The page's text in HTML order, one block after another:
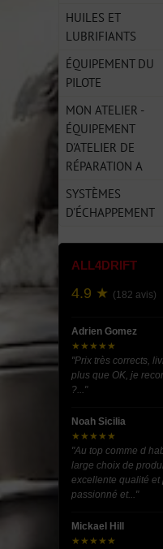
HUILES ET
LUBRIFIANTS
ÉQUIPEMENT DU
PILOTE
MON ATELIER -
ÉQUIPEMENT
D'ATELIER DE
RÉPARATION A
SYSTÈMES
D'ÉCHAPPEMENT
ALL4DRIFT
4.9 ★ (182 avis)
Adrien Gomez
★★★★★
"Prix très corrects,
plus que OK, je
?..."
Noah Sicilia
★★★★★
"Au top comme d
large choix de
excellente qualité et
passionné et..."
Mickael Hill
★★★★★